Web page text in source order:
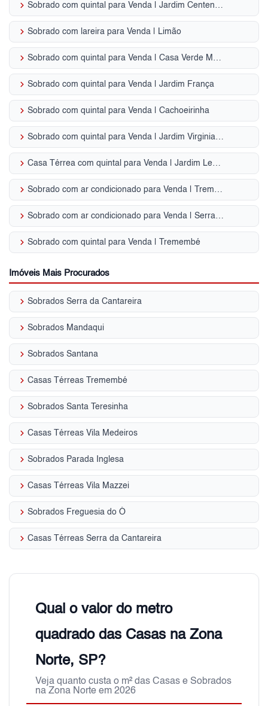
keyboard_arrow_right Sobrado com quintal para Venda | Jardim Centenário
keyboard_arrow_right Sobrado com lareira para Venda | Limão
keyboard_arrow_right Sobrado com quintal para Venda | Casa Verde Média
keyboard_arrow_right Sobrado com quintal para Venda | Jardim França
keyboard_arrow_right Sobrado com quintal para Venda | Cachoeirinha
keyboard_arrow_right Sobrado com quintal para Venda | Jardim Virginia Bianca
keyboard_arrow_right Casa Térrea com quintal para Venda | Jardim Leonor Mendes de Barros
keyboard_arrow_right Sobrado com ar condicionado para Venda | Tremembé
keyboard_arrow_right Sobrado com ar condicionado para Venda | Serra da Cantareira
keyboard_arrow_right Sobrado com quintal para Venda | Tremembé
Imóveis Mais Procurados
keyboard_arrow_right Sobrados Serra da Cantareira
keyboard_arrow_right Sobrados Mandaqui
keyboard_arrow_right Sobrados Santana
keyboard_arrow_right Casas Térreas Tremembé
keyboard_arrow_right Sobrados Santa Teresinha
keyboard_arrow_right Casas Térreas Vila Medeiros
keyboard_arrow_right Sobrados Parada Inglesa
keyboard_arrow_right Casas Térreas Vila Mazzei
keyboard_arrow_right Sobrados Freguesia do Ó
keyboard_arrow_right Casas Térreas Serra da Cantareira
Qual o valor do metro
quadrado das Casas na Zona
Norte, SP?
Veja quanto custa o m² das Casas e Sobrados
na Zona Norte em 2026